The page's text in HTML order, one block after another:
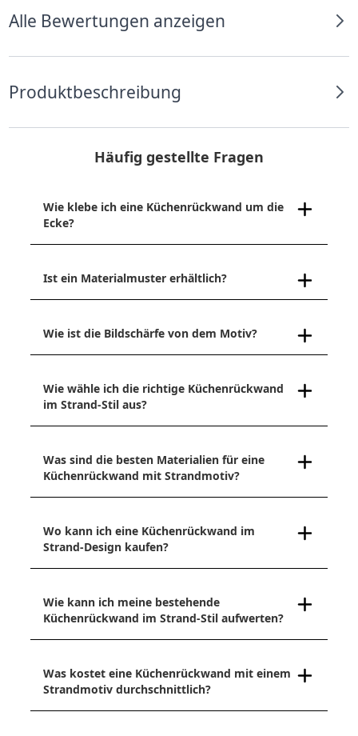
Alle Bewertungen anzeigen
Produktbeschreibung
Häufig gestellte Fragen
Wie klebe ich eine Küchenrückwand um die
Ecke?
Ist ein Materialmuster erhältlich?
Wie ist die Bildschärfe von dem Motiv?
Wie wähle ich die richtige Küchenrückwand
im Strand-Stil aus?
Was sind die besten Materialien für eine
Küchenrückwand mit Strandmotiv?
Wo kann ich eine Küchenrückwand im
Strand-Design kaufen?
Wie kann ich meine bestehende
Küchenrückwand im Strand-Stil aufwerten?
Was kostet eine Küchenrückwand mit einem
Strandmotiv durchschnittlich?